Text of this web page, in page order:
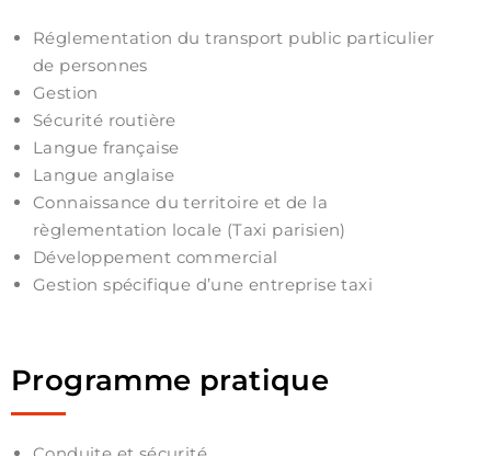
Réglementation du transport public particulier
de personnes
Gestion
Sécurité routière
Langue française
Langue anglaise
Connaissance du territoire et de la
règlementation locale (Taxi parisien)
Développement commercial
Gestion spécifique d’une entreprise taxi
Programme pratique